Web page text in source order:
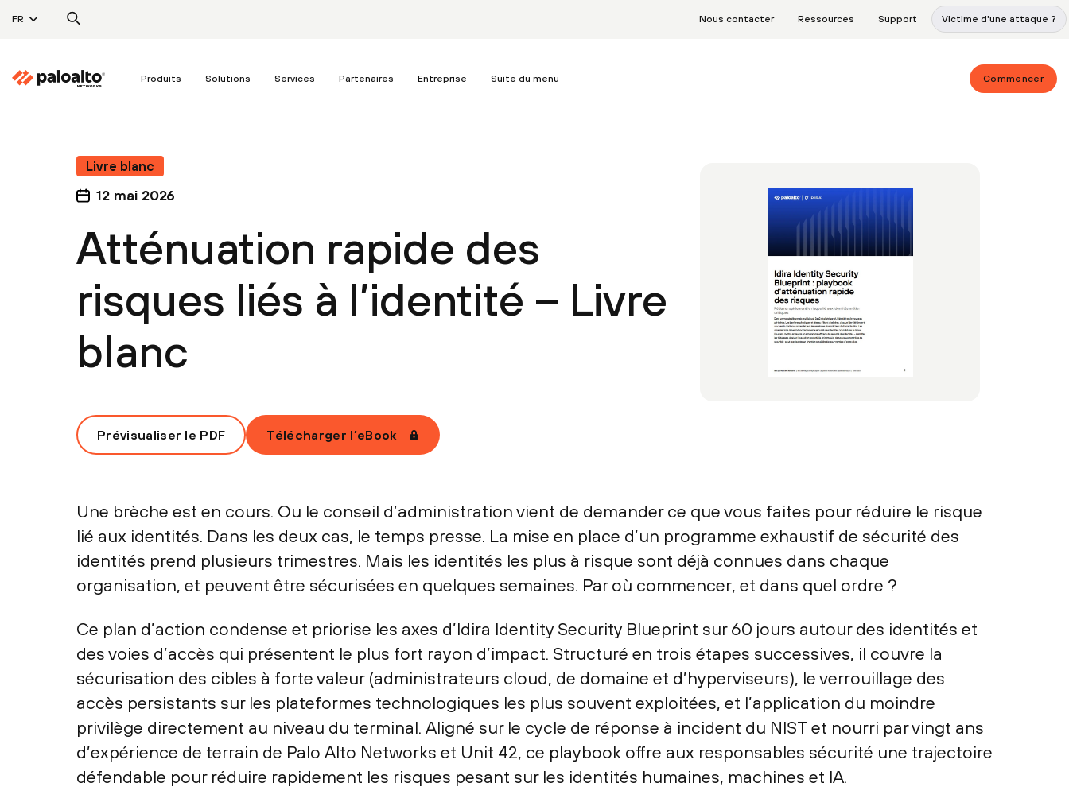
FR Nous contacter Ressources Support Victime d'une attaque ?
Produits Solutions Services Partenaires Entreprise Suite du menu Commencer
Livre blanc
12 mai 2026
Atténuation rapide des
risques liés à l’identité – Livre
blanc
Prévisualiser le PDF Télécharger l’eBook
Une brèche est en cours. Ou le conseil d’administration vient de demander ce que vous faites pour réduire le risque
lié aux identités. Dans les deux cas, le temps presse. La mise en place d’un programme exhaustif de sécurité des
identités prend plusieurs trimestres. Mais les identités les plus à risque sont déjà connues dans chaque
organisation, et peuvent être sécurisées en quelques semaines. Par où commencer, et dans quel ordre ?
Ce plan d’action condense et priorise les axes d’Idira Identity Security Blueprint sur 60 jours autour des identités et
des voies d’accès qui présentent le plus fort rayon d’impact. Structuré en trois étapes successives, il couvre la
sécurisation des cibles à forte valeur (administrateurs cloud, de domaine et d’hyperviseurs), le verrouillage des
accès persistants sur les plateformes technologiques les plus souvent exploitées, et l’application du moindre
privilège directement au niveau du terminal. Aligné sur le cycle de réponse à incident du NIST et nourri par vingt ans
d’expérience de terrain de Palo Alto Networks et Unit 42, ce playbook offre aux responsables sécurité une trajectoire
défendable pour réduire rapidement les risques pesant sur les identités humaines, machines et IA.